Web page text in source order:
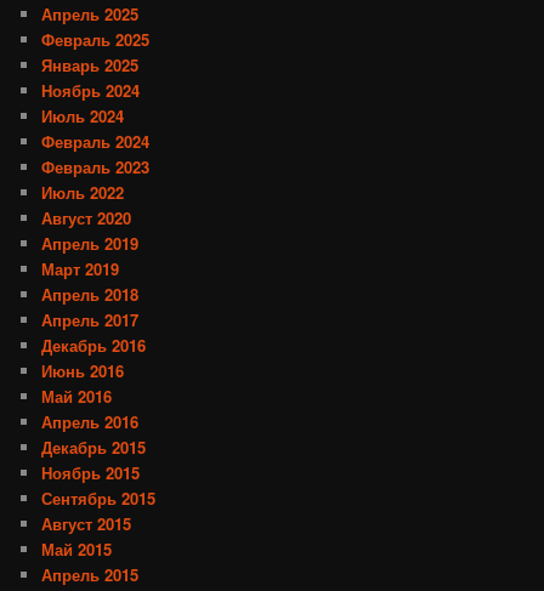
Апрель 2025
Февраль 2025
Январь 2025
Ноябрь 2024
Июль 2024
Февраль 2024
Февраль 2023
Июль 2022
Август 2020
Апрель 2019
Март 2019
Апрель 2018
Апрель 2017
Декабрь 2016
Июнь 2016
Май 2016
Апрель 2016
Декабрь 2015
Ноябрь 2015
Сентябрь 2015
Август 2015
Май 2015
Апрель 2015